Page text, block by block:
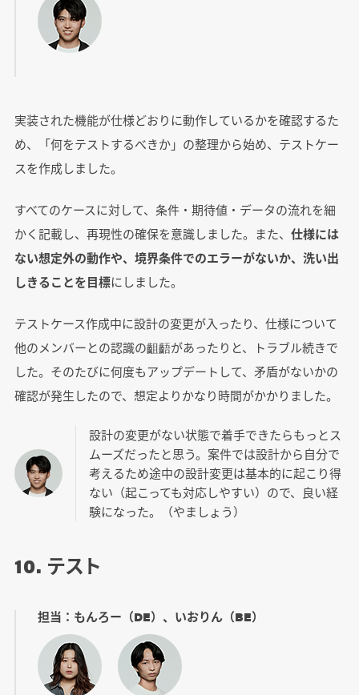
実装された機能が仕様どおりに動作しているかを確認するた
め、「何をテストするべきか」の整理から始め、テストケー
スを作成しました。
すべてのケースに対して、条件・期待値・データの流れを細
かく記載し、再現性の確保を意識しました。また、 仕様には
ない想定外の動作や、境界条件でのエラーがないか、洗い出
しきることを目標にしました。
テストケース作成中に設計の変更が入ったり、仕様について
他のメンバーとの認識の齟齬があったりと、トラブル続きで
した。そのたびに何度もアップデートして、矛盾がないかの
確認が発生したので、想定よりかなり時間がかかりました。
設計の変更がない状態で着手できたらもっとス
ムーズだったと思う。案件では設計から自分で
考えるため途中の設計変更は基本的に起こり得
ない（起こっても対応しやすい）ので、良い経
験になった。（やましょう）
10. テスト
担当：もんろー（DE）、いおりん（BE）